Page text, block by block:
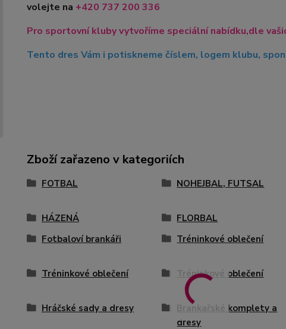
volejte na +420 737 200 336
Pro sportovní kluby vytvoříme speciální nabídku,dle
Tento dres Vám i potiskneme číslem, logem klubu,
Zboží zařazeno v kategoriích
FOTBAL NOHEJBAL, FUTSAL
HÁZENÁ FLORBAL
Fotbaloví brankáři
Tréninkové oblečení
Tréninkové oblečení
Tréninkové oblečení
Hráčské sady a dresy
Brankařské komplety a
dresy